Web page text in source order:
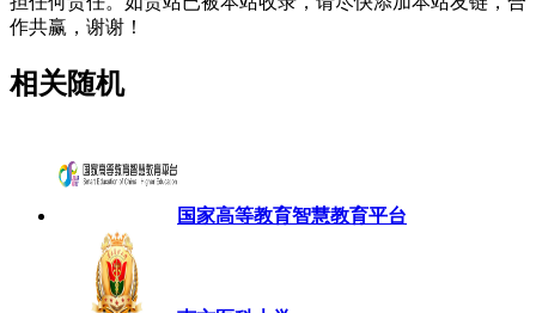
作共赢，谢谢！
相关随机
国家高等教育智慧教育平台